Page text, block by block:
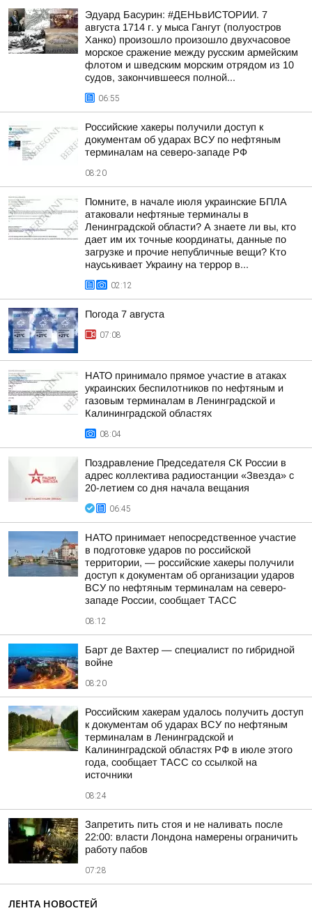
Эдуард Басурин: #ДЕНЬвИСТОРИИ. 7
августа 1714 г. у мыса Гангут (полуостров
Ханко) произошло произошло двухчасовое
морское сражение между русским армейским
флотом и шведским морским отрядом из 10
судов, закончившееся полной...
06:55
Российские хакеры получили доступ к
документам об ударах ВСУ по нефтяным
терминалам на северо-западе РФ
08:20
Помните, в начале июля украинские БПЛА
атаковали нефтяные терминалы в
Ленинградской области? А знаете ли вы, кто
дает им их точные координаты, данные по
загрузке и прочие непубличные вещи? Кто
науськивает Украину на террор в...
02:12
Погода 7 августа
07:08
НАТО принимало прямое участие в атаках
украинских беспилотников по нефтяным и
газовым терминалам в Ленинградской и
Калининградской областях
08:04
Поздравление Председателя СК России в
адрес коллектива радиостанции «Звезда» с
20-летием со дня начала вещания
06:45
НАТО принимает непосредственное участие
в подготовке ударов по российской
территории, — российские хакеры получили
доступ к документам об организации ударов
ВСУ по нефтяным терминалам на северо-
западе России, сообщает ТАСС
08:12
Барт де Вахтер — специалист по гибридной
войне
08:20
Российским хакерам удалось получить доступ
к документам об ударах ВСУ по нефтяным
терминалам в Ленинградской и
Калининградской областях РФ в июле этого
года, сообщает ТАСС со ссылкой на
источники
08:24
Запретить пить стоя и не наливать после
22:00: власти Лондона намерены ограничить
работу пабов
07:28
ЛЕНТА НОВОСТЕЙ